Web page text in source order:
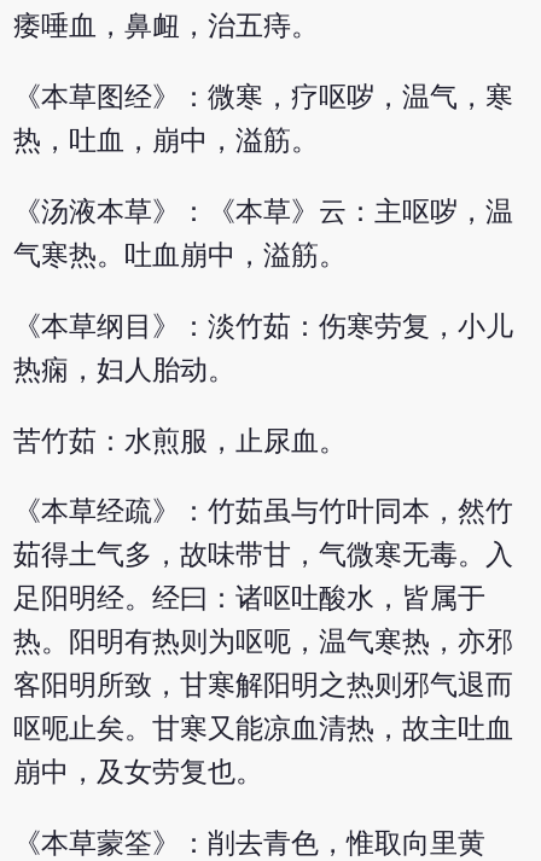
痿唾血，鼻衄，治五痔。
《本草图经》：微寒，疗呕哕，温气，寒
热，吐血，崩中，溢筋。
《汤液本草》：《本草》云：主呕哕，温
气寒热。吐血崩中，溢筋。
《本草纲目》：淡竹茹：伤寒劳复，小儿
热痫，妇人胎动。
苦竹茹：水煎服，止尿血。
《本草经疏》：竹茹虽与竹叶同本，然竹
茹得土气多，故味带甘，气微寒无毒。入
足阳明经。经曰：诸呕吐酸水，皆属于
热。阳明有热则为呕呃，温气寒热，亦邪
客阳明所致，甘寒解阳明之热则邪气退而
呕呃止矣。甘寒又能凉血清热，故主吐血
崩中，及女劳复也。
《本草蒙筌》：削去青色，惟取向里黄